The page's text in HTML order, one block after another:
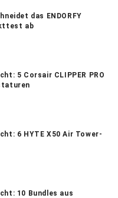
das ENDORFY
ab
5 Corsair CLIPPER PRO
6 HYTE X50 Air Tower-
10 Bundles aus